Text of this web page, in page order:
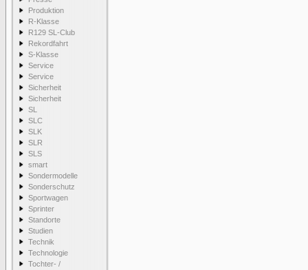
Produktion
R-Klasse
R129 SL-Club
Rekordfahrt
S-Klasse
Service
Service
Sicherheit
Sicherheit
SL
SLC
SLK
SLR
SLS
smart
Sondermodelle
Sonderschutz
Sportwagen
Sprinter
Standorte
Studien
Technik
Technologie
Tochter- /